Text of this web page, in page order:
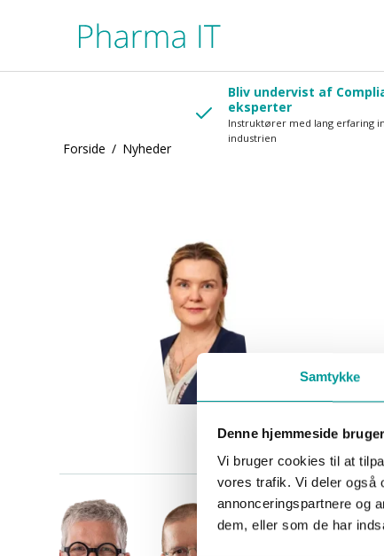
Samtykke
Denne hjemmeside
Vi bruger cookies til at
vores trafik. Vi deler også
annonceringspartnere og
dem, eller som de har
Bliv undervist af
eksperter
Instruktører med lang erfaring
industrien
Forside / Nyheder